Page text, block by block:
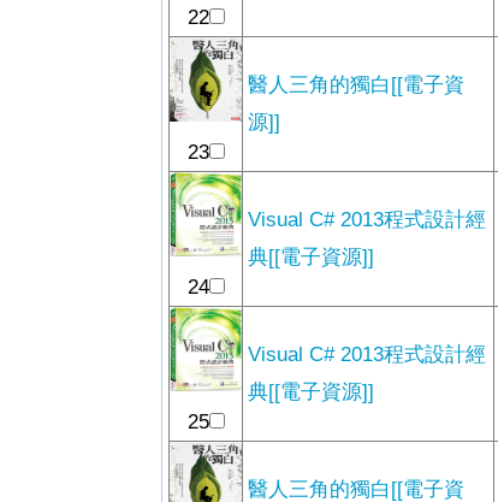
22
23
醫人三角的獨白[[電子資
源]]
24
Visual C# 2013程式設計經
典[[電子資源]]
25
Visual C# 2013程式設計經
典[[電子資源]]
醫人三角的獨白[[電子資